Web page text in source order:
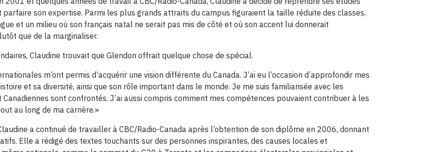
son expertise. Parmi les plus grands attraits du campus figuraient la taille réduite des classes,
et un milieu où son français natal ne serait pas mis de côté et où son accent lui donnerait
que de la marginaliser.
Claudine trouvait que Glendon offrait quelque chose de spécial.
m’ont permis d’acquérir une vision différente du Canada. J’ai eu l’occasion d’approfondir mes
et sa diversité, ainsi que son rôle important dans le monde. Je me suis familiarisée avec les
sont confrontés. J’ai aussi compris comment mes compétences pouvaient contribuer à les
au long de ma carrière.»
a continué de travailler à CBC/Radio-Canada après l’obtention de son diplôme en 2006, donnant
Elle a rédigé des textes touchants sur des personnes inspirantes, des causes locales et